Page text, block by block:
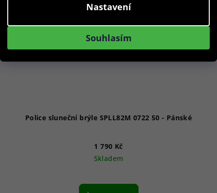
Nastavení
Souhlasím
Police sluneční brýle SPLL82M 0722 50 - Pánské
1 790 Kč
Skladem